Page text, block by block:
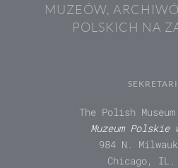
MUZEÓW,
POLSKICH NA
The Polish
Muzeum Polskie
984 N.
Chicago, IL.